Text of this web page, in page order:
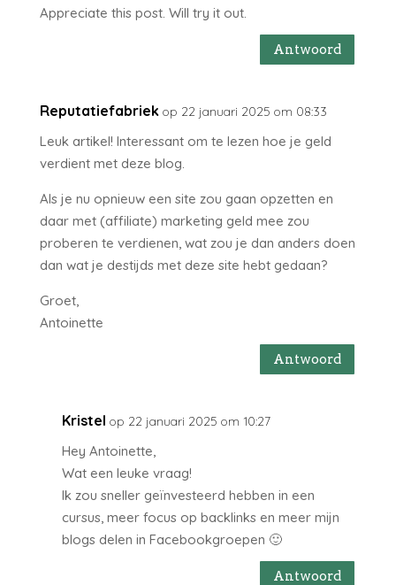
Appreciate this post. Will try it out.
Antwoord
Reputatiefabriek op 22 januari 2025 om 08:33
Leuk artikel! Interessant om te lezen hoe je geld
verdient met deze blog.
Als je nu opnieuw een site zou gaan opzetten en
daar met (affiliate) marketing geld mee zou
proberen te verdienen, wat zou je dan anders doen
dan wat je destijds met deze site hebt gedaan?
Groet,
Antoinette
Antwoord
Kristel op 22 januari 2025 om 10:27
Hey Antoinette,
Wat een leuke vraag!
Ik zou sneller geïnvesteerd hebben in een
cursus, meer focus op backlinks en meer mijn
blogs delen in Facebookgroepen 🙂
Antwoord